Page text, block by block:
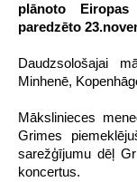
plānoto
paredzēto
Daudzsološajai
Minhenē,
Mākslinieces
Grimes
sarežģījumu dēļ
koncertus.